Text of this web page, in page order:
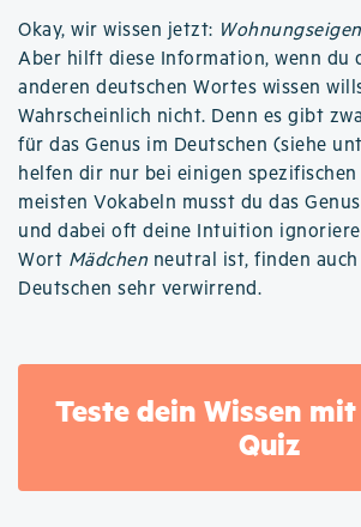
Okay, wir wissen jetzt:
Aber hilft diese Information, wenn du
anderen deutschen Wortes wissen
Wahrscheinlich nicht. Denn es gibt
für das Genus im Deutschen (siehe
helfen dir nur bei einigen
meisten Vokabeln musst du das
und dabei oft deine Intuition
Wort Mädchen neutral ist, finden
Deutschen sehr verwirrend.
Teste dein Wissen
Quiz